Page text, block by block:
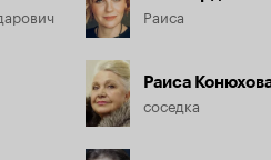
Раиса
Раиса
соседка